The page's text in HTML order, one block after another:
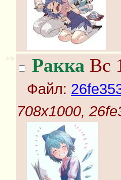
>> Ракка Вс
Файл:
708x1000,